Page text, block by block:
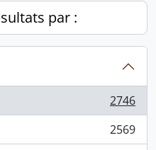
par :
2746
2569